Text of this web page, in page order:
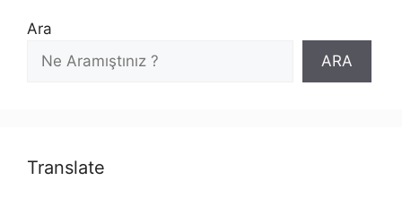
Ara
ARA
Translate